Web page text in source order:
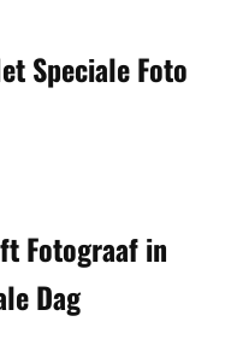
Speciale Foto
Fotograaf in
Dag